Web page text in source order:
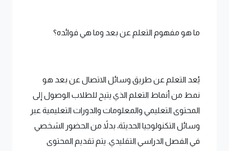
ما هو مفهوم التعلم عن بعد وما هي فوائده؟
يُعد التعلم عن طريق وسائل الاتصال عن بعد هو
نمط من أنماط التعلم الذي يتيح للطلاب الوصول إلى
المحتوى التعليمي والمعلومات والدورات التعليمية عبر
وسائل التكنولوجيا الحديثة، بدلاً من الحضور الشخصي
في الفصل الدراسي التقليدي. يتم تقديم المحتوى